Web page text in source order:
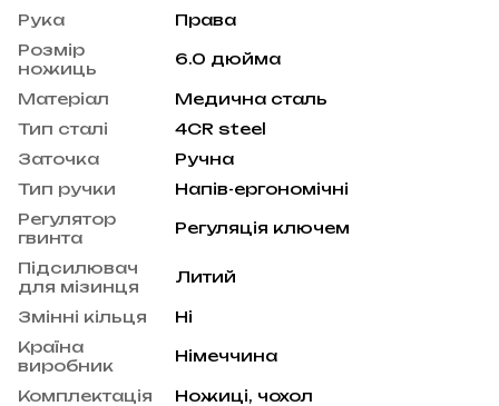
Рука
Права
Розмір
ножиць
6.0 дюйма
Матеріал
Медична сталь
Тип сталі
4CR steel
Заточка
Ручна
Тип ручки
Напів-ергономічні
Регулятор
гвинта
Регуляція ключем
Підсилювач
для мізинця
Литий
Змінні кільця
Ні
Країна
виробник
Німеччина
Комплектація Ножиці, чохол